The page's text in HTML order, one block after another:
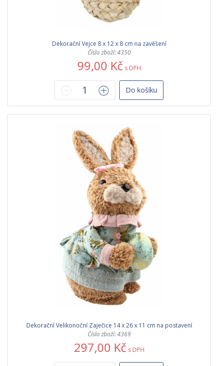
Dekorační Vejce 8 x 12 x 8 cm na zavěšení
Číslo zboží: 4350
99,00 Kč s DPH
Do košíku
Dekorační Velikonoční Zaječice 14 x 26 x 11 cm na postavení
Číslo zboží: 4369
297,00 Kč s DPH